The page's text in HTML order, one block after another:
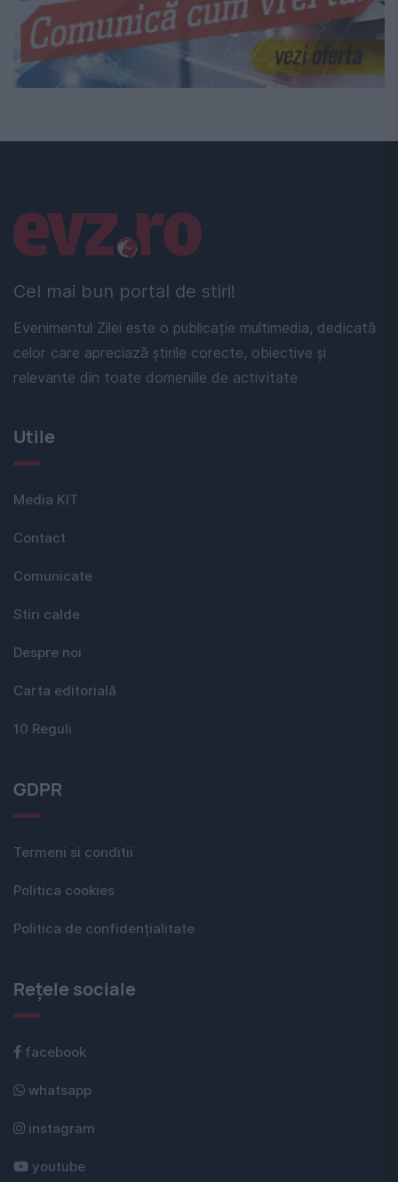
Cel mai bun portal de stiri!
Evenimentul Zilei este o publicație multimedia, dedicată
celor care apreciază știrile corecte, obiective și
relevante din toate domeniile de activitate
Linkuri utile
Utile
Media KIT
Contact
Comunicate
Stiri calde
Despre noi
Carta editorială
10 Reguli
GDPR
Termeni si conditii
Politica cookies
Politica de confidențialitate
Rețele sociale
facebook
whatsapp
instagram
youtube